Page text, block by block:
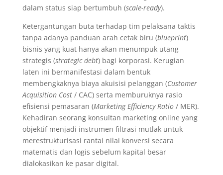
dalam status siap bertumbuh (scale-ready).
Ketergantungan buta terhadap tim pelaksana taktis
tanpa adanya panduan arah cetak biru (blueprint)
bisnis yang kuat hanya akan menumpuk utang
strategis (strategic debt) bagi korporasi. Kerugian
laten ini bermanifestasi dalam bentuk
membengkaknya biaya akuisisi pelanggan (Customer
Acquisition Cost/ CAC) serta memburuknya rasio
efisiensi pemasaran (Marketing Efficiency Ratio/ MER).
Kehadiran seorang konsultan marketing online yang
objektif menjadi instrumen filtrasi mutlak untuk
merestrukturisasi rantai nilai konversi secara
matematis dan logis sebelum kapital besar
dialokasikan ke pasar digital.